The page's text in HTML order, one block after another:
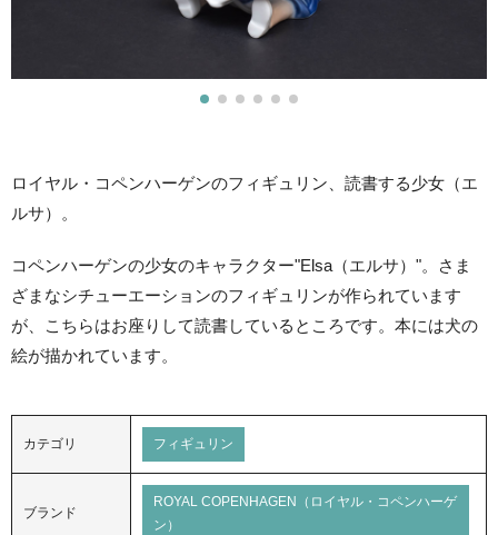
ロイヤル・コペンハーゲンのフィギュリン、読書する少女（エ
ルサ）。
コペンハーゲンの少女のキャラクター"Elsa（エルサ）"。さま
ざまなシチューエーションのフィギュリンが作られています
が、こちらはお座りして読書しているところです。本には犬の
絵が描かれています。
カテゴリ フィギュリン
ブランド
ROYAL COPENHAGEN（ロイヤル・コペンハーゲ
ン）